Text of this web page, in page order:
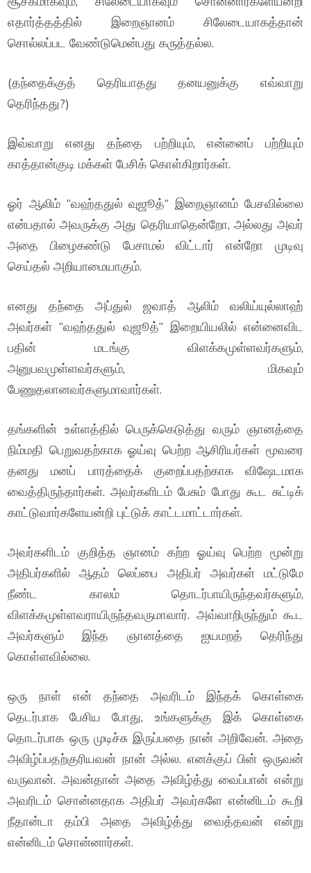
எதார்த்தத்தில் இறைஞானம் சிலேடையாகத்தான்
சொல்லப்பட வேண்டுமென்பது கருத்தல்ல.
(தந்தைக்குத் தெரியாதது தனயனுக்கு எவ்வாறு
தெரிந்தது?)
இவ்வாறு எனது தந்தை பற்றியும், என்னைப் பற்றியும்
காத்தான்குடி மக்கள் பேசிக் கொள்கிறார்கள்.
ஓர் ஆலிம் “வஹ்ததுல் வுஜூத்” இறைஞானம் பேசவில்லை
என்பதால் அவருக்கு அது தெரியாதென்றோ, அல்லது அவர்
அதை பிழைகண்டு பேசாமல் விட்டார் என்றோ முடிவு
செய்தல் அறியாமையாகும்.
எனது தந்தை அப்துல் ஜவாத் ஆலிம் வலிய்யுல்லாஹ்
அவர்கள் “வஹ்ததுல் வுஜூத்” இறையியலில் என்னைவிட
பதின் மடங்கு விளக்கமுள்ளவர்களும்,
அனுபவமுள்ளவர்களும், மிகவும்
பேணுதலானவர்களுமாவார்கள்.
தங்களின் உள்ளத்தில் பெருக்கெடுத்து வரும் ஞானத்தை
நிம்மதி பெறுவதற்காக ஓய்வு பெற்ற ஆசிரியர்கள் மூவரை
தனது மனப் பாரத்தைக் குறைப்பதற்காக விஷேடமாக
வைத்திருந்தார்கள். அவர்களிடம் பேசும் போது கூட சுட்டிக்
காட்டுவார்களேயன்றி புட்டுக் காட்டமாட்டார்கள்.
அவர்களிடம் குறித்த ஞானம் கற்ற ஓய்வு பெற்ற மூன்று
அதிபர்களில் ஆதம் லெப்பை அதிபர் அவர்கள் மட்டுமே
நீண்ட காலம் தொடர்பாயிருந்தவர்களும்,
விளக்கமுள்ளவராயிருந்தவருமாவார். அவ்வாறிருந்தும் கூட
அவர்களும் இந்த ஞானத்தை ஐயமறத் தெரிந்து
கொள்ளவில்லை.
ஒரு நாள் என் தந்தை அவரிடம் இந்தக் கொள்கை
தெடர்பாக பேசிய போது, உங்களுக்கு இக் கொள்கை
தொடர்பாக ஒரு முடிச்சு இருப்பதை நான் அறிவேன். அதை
அவிழ்ப்பதற்குரியவன் நான் அல்ல. எனக்குப் பின் ஒருவன்
வருவான். அவன்தான் அதை அவிழ்த்து வைப்பான் என்று
அவரிடம் சொன்னதாக அதிபர் அவர்களே என்னிடம் கூறி
நீதான்டா தம்பி அதை அவிழ்த்து வைத்தவன் என்று
என்னிடம் சொன்னார்கள்.